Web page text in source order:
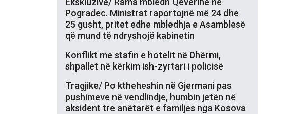
Pogradec. Ministrat raportojnë më 24 dhe
25 gusht, pritet edhe mbledhja e Asamblesë
që mund të ndryshojë kabinetin
Konflikt me stafin e hotelit në Dhërmi,
shpallet në kërkim ish-zyrtari i policisë
Tragjike/ Po ktheheshin në Gjermani pas
pushimeve në vendlindje, humbin jetën në
aksident tre anëtarët e familjes nga Kosova